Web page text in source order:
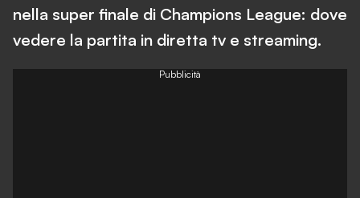
nella super finale di Champions League: dove
vedere la partita in diretta tv e streaming.
Pubblicità